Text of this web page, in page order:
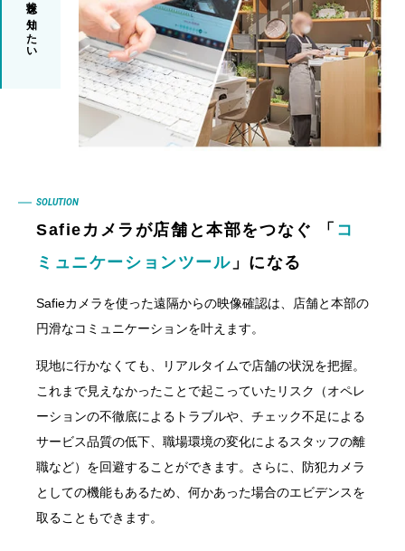
SOLUTION
Safieカメラが店舗と本部をつなぐ 「 コ
ミュニケーションツール 」になる
Safieカメラを使った遠隔からの映像確認は、店舗と本部の
円滑なコミュニケーションを叶えます。
現地に行かなくても、リアルタイムで店舗の状況を把握。
これまで見えなかったことで起こっていたリスク（オペレ
ーションの不徹底によるトラブルや、チェック不足による
サービス品質の低下、職場環境の変化によるスタッフの離
職など）を回避することができます。さらに、防犯カメラ
としての機能もあるため、何かあった場合のエビデンスを
取ることもできます。